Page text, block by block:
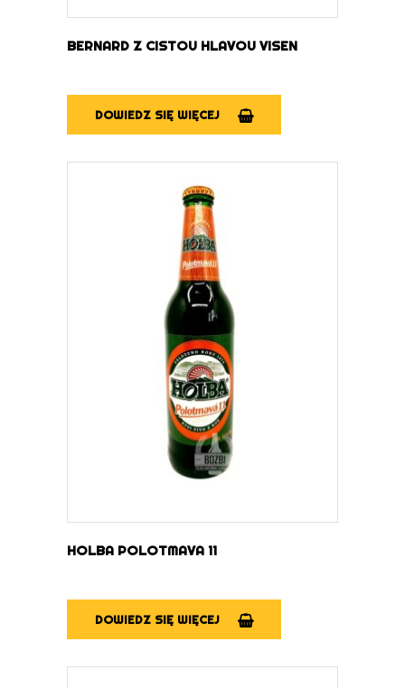
BERNARD Z CISTOU HLAVOU VISEN
DOWIEDZ SIĘ WIĘCEJ
DOWIEDZ SIĘ WIĘCEJ
HOLBA POLOTMAVA 11
DOWIEDZ SIĘ WIĘCEJ